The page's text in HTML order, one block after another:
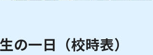
の一日（校時表）